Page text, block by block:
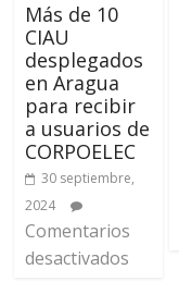
Más de 10
CIAU
desplegados
en Aragua
para recibir
a usuarios de
CORPOELEC
30 septiembre,
2024
Comentarios
desactivados